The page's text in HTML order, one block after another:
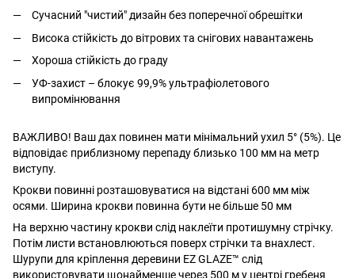
Сучасний "чистий" дизайн без поперечної обрешітки
Висока стійкість до вітрових та снігових навантажень
Хороша стійкість до граду
УФ-захист – блокує 99,9% ультрафіолетового
випромінювання
ВАЖЛИВО! Ваш дах повинен мати мінімальний ухил 5° (5%). Це
відповідає приблизному перепаду близько 100 мм на метр
виступу.
Крокви повинні розташовуватися на відстані 600 мм між
осями. Ширина крокви повинна бути не більше 50 мм
На верхню частину крокви слід наклеїти протишумну стрічку.
Потім листи встановлюються поверх стрічки та внахлест.
Шурупи для кріплення деревини EZ GLAZE™ слід
використовувати щонайменше через 500 м у центрі гребеня